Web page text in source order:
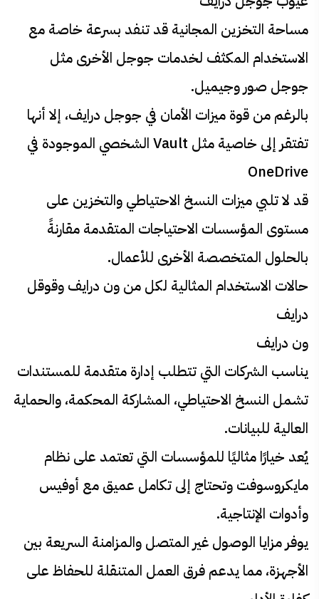
مساحة التخزين المجانية قد تنفد بسرعة خاصة مع
الاستخدام المكثف لخدمات جوجل الأخرى مثل
جوجل صور وجيميل.
بالرغم من قوة ميزات الأمان في جوجل درايف، إلا أنها
تفتقر إلى خاصية مثل Vault الشخصي الموجودة في
OneDrive
قد لا تلبي ميزات النسخ الاحتياطي والتخزين على
مستوى المؤسسات الاحتياجات المتقدمة مقارنةً
بالحلول المتخصصة الأخرى للأعمال.
حالات الاستخدام المثالية لكل من ون درايف وقوقل
درايف
ون درايف
يناسب الشركات التي تتطلب إدارة متقدمة للمستندات
تشمل النسخ الاحتياطي، المشاركة المحكمة، والحماية
العالية للبيانات.
يُعد خيارًا مثاليًا للمؤسسات التي تعتمد على نظام
مايكروسوفت وتحتاج إلى تكامل عميق مع أوفيس
وأدوات الإنتاجية.
يوفر مزايا الوصول غير المتصل والمزامنة السريعة بين
الأجهزة، مما يدعم فرق العمل المتنقلة للحفاظ على